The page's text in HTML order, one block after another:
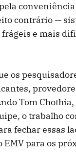
contrário —
e mais
os
Tom
o trabalho
fechar essas
EMV para os